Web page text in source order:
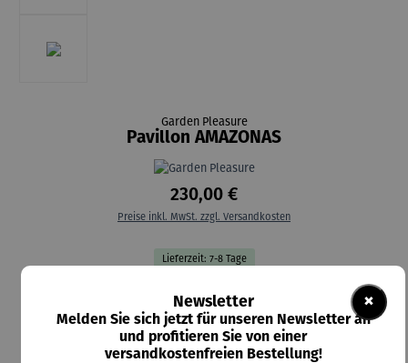
Garden Pleasure
Pavillon AMAZONAS
230,00 €
Preise inkl. MwSt. zzgl. Versandkosten
Lieferzeit: 7-8 Tage
In den Warenkorb ×
Newsletter
Melden Sie sich jetzt für unseren Newsletter an
und profitieren Sie von einer
versandkostenfreien Bestellung!